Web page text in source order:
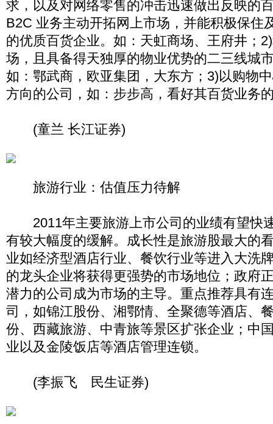
求，以及对网络零售的冲击迅速做出反映的
B2C 业务主动开拓网上市场，并能积极保住
的优质百货企业。如：天虹商场、王府井；
场，且具备得天独厚的物业优势的二三线城
如：鄂武商，欧亚集团，大东方；3)以购物
方向的公司，如：步步高，看好其百货业务
(童兰 长江证券)
旅游行业：估值压力待解
2011年主要旅游上市公司的业绩有望快
有较大幅度的缓解。成长性是旅游股最大的
业如经济型酒店行业、餐饮行业等进入大洗
的龙头企业将获得更强势的市场地位；政府
潜力的公司成为市场的主导。重点推荐具有
司，如锦江股份、湘鄂情、全聚德等酒店、
份、西藏旅游、中青旅等景区扩张企业；中
业以及金陵饭店等酒店管理连锁。
(李振飞 民生证券)